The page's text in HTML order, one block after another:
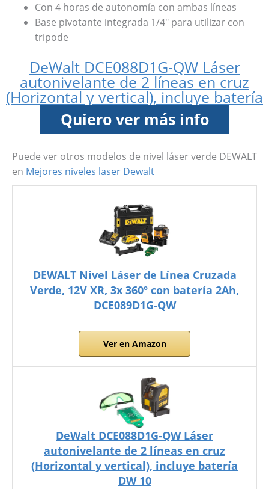
Con 4 horas de autonomía con ambas líneas
Base pivotante integrada 1/4″ para utilizar con
tripode
DeWalt DCE088D1G-QW Láser
autonivelante de 2 líneas en cruz
(Horizontal y vertical), incluye batería
Quiero ver más info
Puede ver otros modelos de nivel láser verde DEWALT
en Mejores niveles laser Dewalt
DEWALT Nivel Láser de Línea Cruzada
Verde, 12V XR, 3x 360º con batería 2Ah,
DCE089D1G-QW
Ver en Amazon
DeWalt DCE088D1G-QW Láser
autonivelante de 2 líneas en cruz
(Horizontal y vertical), incluye batería
DW 10